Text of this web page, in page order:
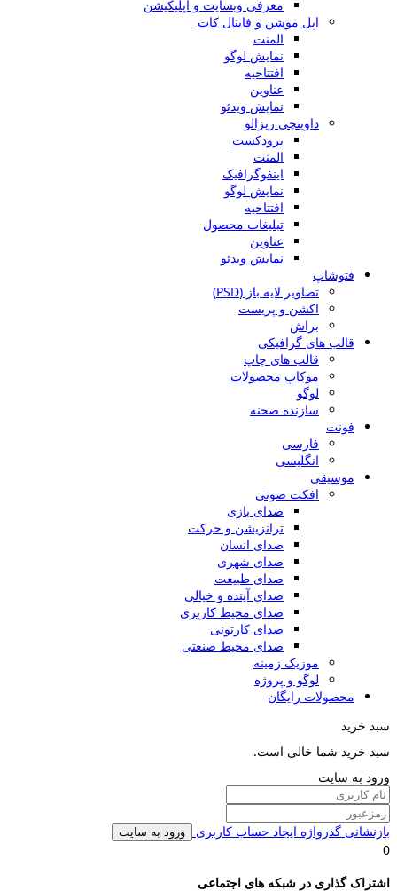
معرفی وبسایت و اپلیکیشن
اپل موشن و فاینال کات
المنت
نمایش لوگو
افتتاحیه
عناوین
نمایش ویدئو
داوینچی ریزالو
برودکست
المنت
اینفوگرافیک
نمایش لوگو
افتتاحیه
تبلیغات محصول
عناوین
نمایش ویدئو
فتوشاپ
تصاویر لایه باز (PSD)
اکشن و پریست
براش
قالب های گرافیکی
قالب های چاپ
موکاپ محصولات
لوگو
سازنده صحنه
فونت
فارسی
انگلیسی
موسیقی
افکت صوتی
صدای بازی
ترانزیشن و حرکت
صدای انسان
صدای شهری
صدای طبیعت
صدای آینده و خیالی
صدای محیط کاربری
صدای کارتونی
صدای محیط صنعتی
موزیک زمینه
لوگو و پروژه
محصولات رایگان
خرید
خرید شما خالی است.
به سایت
گذرواژهایجاد حساب کاربری ورود به سایت
گذاری در شبکه های اجتماعی